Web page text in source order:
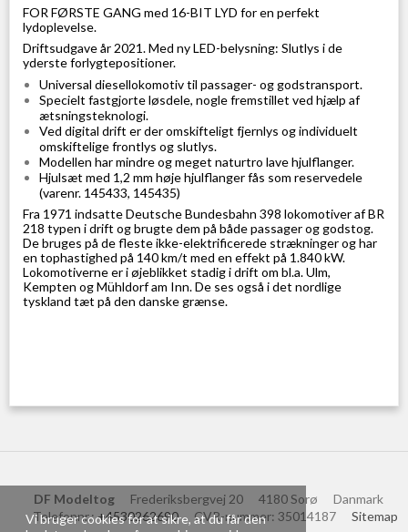
Vi bruger cookies for at sikre, at du får den
FOR FØRSTE GANG med 16-BIT LYD for en perfekt
lydoplevelse.
Driftsudgave år 2021. Med ny LED-belysning: Slutlys i de
yderste forlygtepositioner.
Universal diesellokomotiv til passager- og godstransport.
Specielt fastgjorte løsdele, nogle fremstillet ved hjælp af
ætsningsteknologi.
Ved digital drift er der omskifteligt fjernlys og individuelt
omskiftelige frontlys og slutlys.
Modellen har mindre og meget naturtro lave hjulflanger.
Hjulsæt med 1,2 mm høje hjulflanger fås som reservedele
(varenr. 145433, 145435)
Fra 1971 indsatte Deutsche Bundesbahn 398 lokomotiver af BR
218 typen i drift og brugte dem på både passager og godstog.
De bruges på de fleste ikke-elektrificerede strækninger og har
en tophastighed på 140 km/t med en effekt på 1.840 kW.
Lokomotiverne er i øjeblikket stadig i drift om bl.a. Ulm,
Kempten og Mühldorf am Inn. De ses også i det nordlige
tyskland tæt på den danske grænse.
DF Modeltog Frederiksbergvej 20 4180 Sorø
Danmark
Telefonnr.: +4530262690 CVR-nummer: 35014187
Sitemap